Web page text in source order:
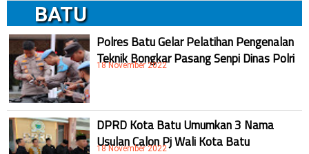
BATU
Polres Batu Gelar Pelatihan Pengenalan
Teknik Bongkar Pasang Senpi Dinas Polri
18 November 2022
DPRD Kota Batu Umumkan 3 Nama
Usulan Calon Pj Wali Kota Batu
18 November 2022